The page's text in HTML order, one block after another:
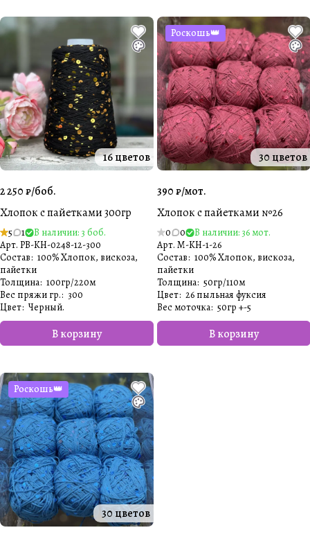
16 цветов
2 250 ₽/боб.
Хлопок с пайетками 300гр
5 1
В наличии: 3 боб.
Арт. PB-KH-0248-12-300
В корзину
Состав: 100% Хлопок, вискоза,
пайетки
Толщина: 100гр/220м
Вес пряжи гр.: 300
Цвет: Черный.
Роскошь👑
30 цветов
390 ₽/мот.
Хлопок с пайетками №26
0 0
В наличии: 36 мот.
Арт. M-KH-1-26
В корзину
Состав: 100% Хлопок, вискоза,
пайетки
Толщина: 50гр/110м
Цвет: 26 пыльная фуксия
Вес моточка: 50гр +-5
Роскошь👑
30 цветов